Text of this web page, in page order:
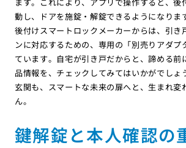
ます。これにより、アプリで操作すると、後
動し、ドアを施錠・解錠できるようになりま
後付けスマートロックメーカーからは、引き
ンに対応するための、専用の「別売りアダプ
ています。自宅が引き戸だからと、諦める前
品情報を、チェックしてみてはいかがでしょ
玄関も、スマートな未来の扉へと、生まれ変
ん。
鍵解錠と本人確認の